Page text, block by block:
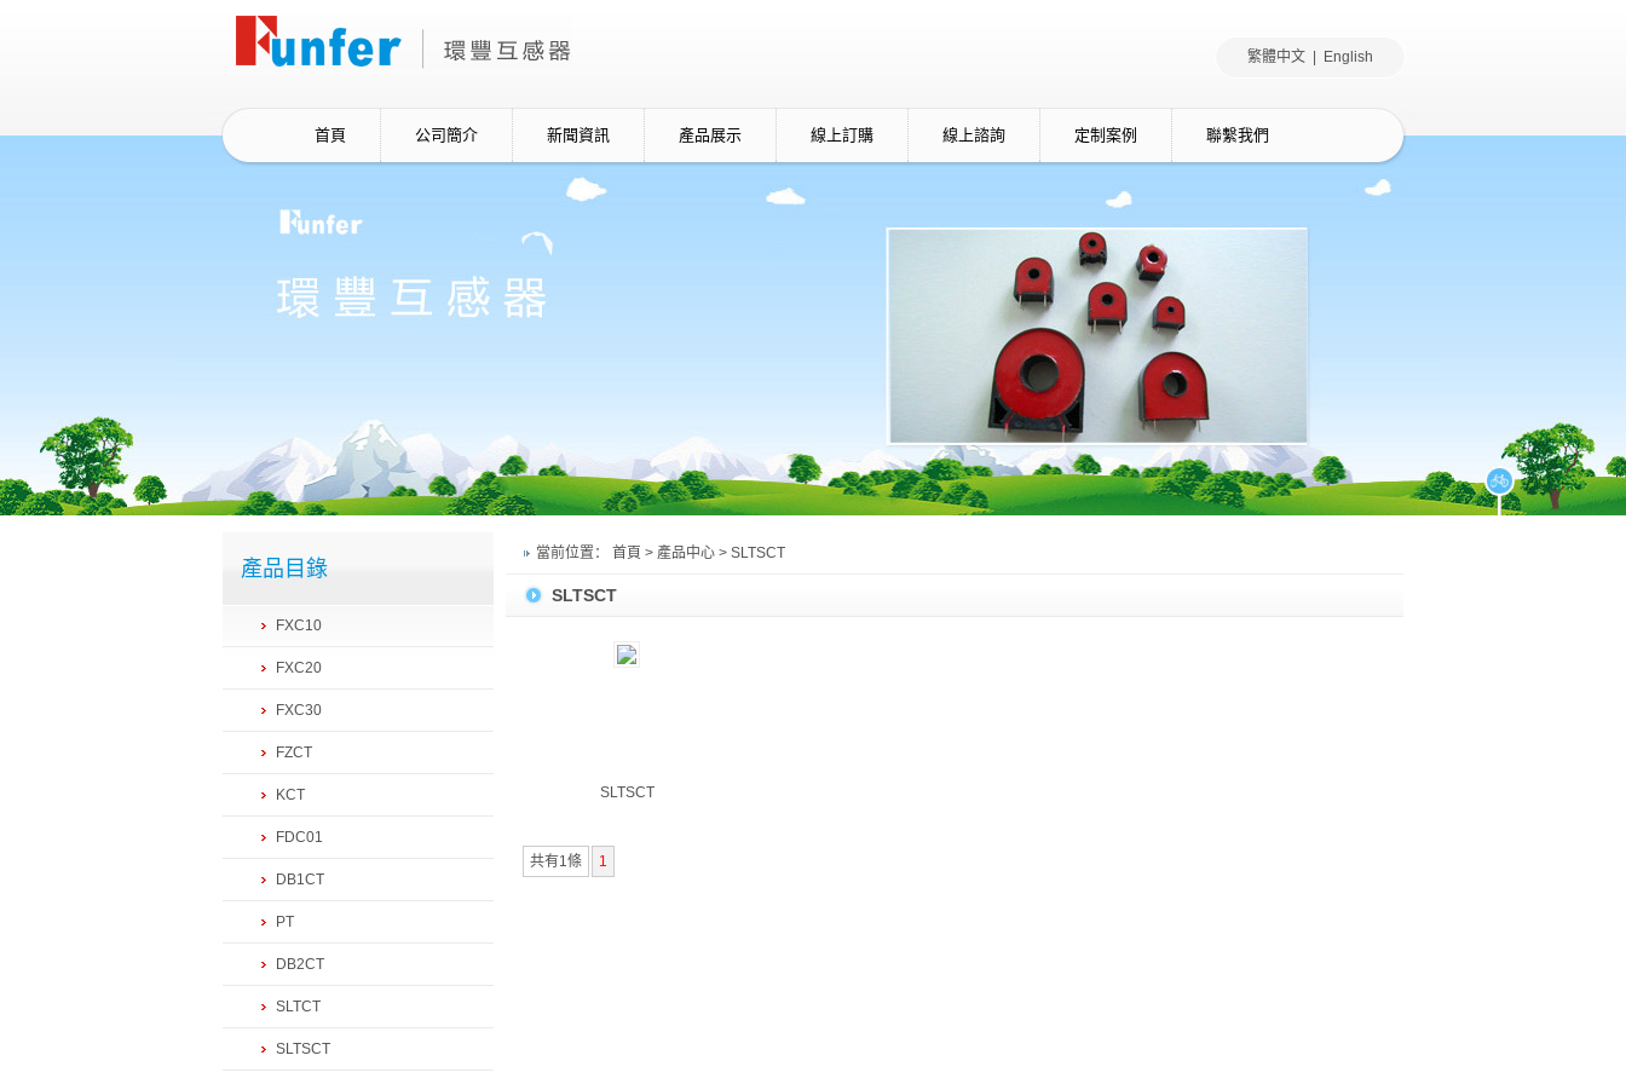
繁體中文 | English
首頁 公司簡介 新聞資訊 產品展示 線上訂購 線上諮詢 定制案例 聯繫我們
產品目錄
FXC10
FXC20
FXC30
FZCT
KCT
FDC01
DB1CT
PT
DB2CT
SLTCT
SLTSCT
當前位置： 首頁 > 產品中心 > SLTSCT
SLTSCT
SLTSCT
共有1條 1